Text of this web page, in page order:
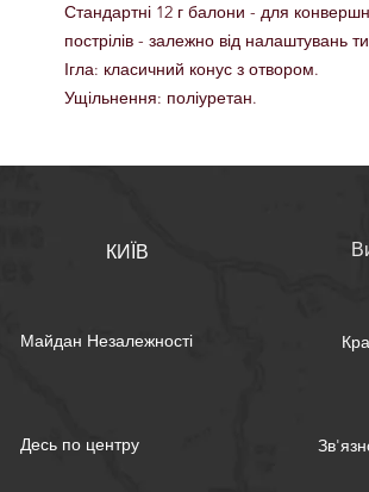
Стандартні 12 г балони - для
пострілів - залежно від налаштувань
Ігла: класичний конус з отвором.
Ущільнення: поліуретан.
КИЇВ
Майдан Незалежності
Десь по центру